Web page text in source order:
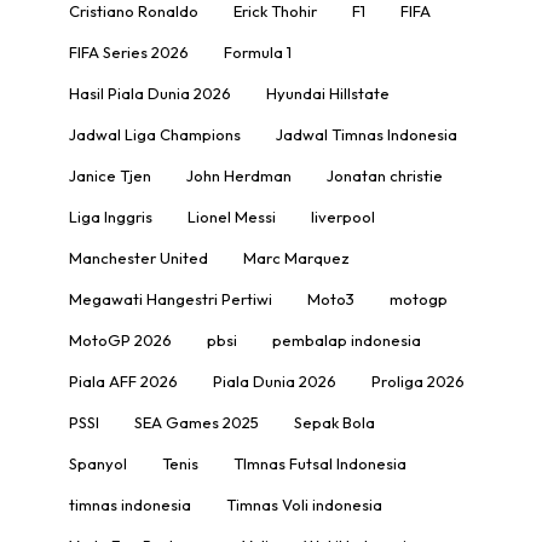
Cristiano Ronaldo Erick Thohir F1 FIFA
FIFA Series 2026 Formula 1
Hasil Piala Dunia 2026 Hyundai Hillstate
Jadwal Liga Champions Jadwal Timnas Indonesia
Janice Tjen John Herdman Jonatan christie
Liga Inggris Lionel Messi liverpool
Manchester United Marc Marquez
Megawati Hangestri Pertiwi Moto3 motogp
MotoGP 2026 pbsi pembalap indonesia
Piala AFF 2026 Piala Dunia 2026 Proliga 2026
PSSI SEA Games 2025 Sepak Bola
Spanyol Tenis TImnas Futsal Indonesia
timnas indonesia Timnas Voli indonesia